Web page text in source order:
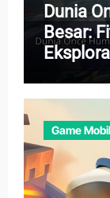
Dunia
Besar:
Pemain
Game